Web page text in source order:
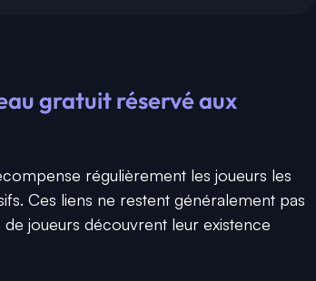
gratuit réservé aux
régulièrement les joueurs les
Ces liens ne restent généralement pas
joueurs découvrent leur existence